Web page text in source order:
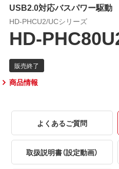
USB2.0対応バスパワー駆
HD-PHCU2/UCシリーズ
HD-
商品情報
よくあるご質問
取扱説明書（設定動画）